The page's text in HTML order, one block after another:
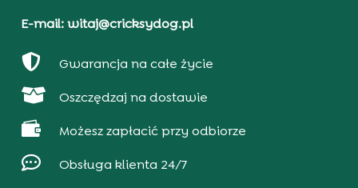
E-mail: witaj@cricksydog.pl
 Gwarancja na całe życie
 Oszczędzaj na dostawie
 Możesz zapłacić przy odbiorze
 Obsługa klienta 24/7